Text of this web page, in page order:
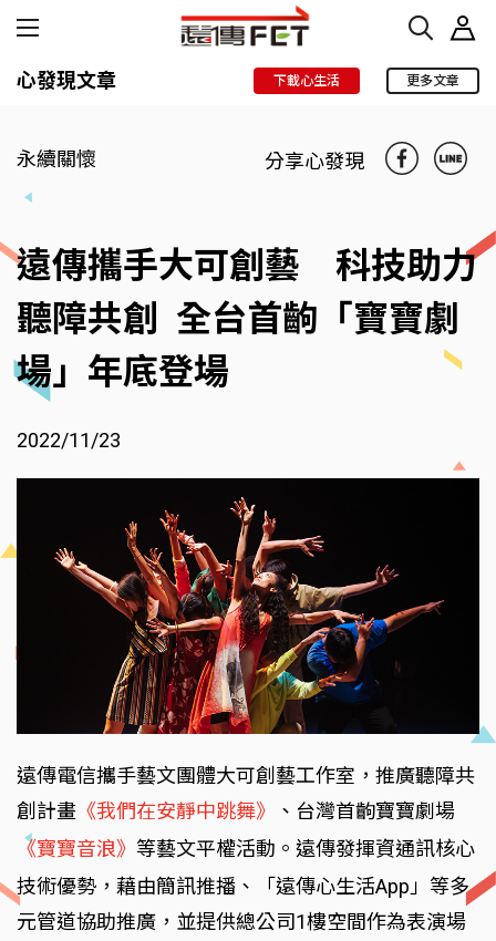
心發現文章 下載心生活 更多文章
永續關懷 分享心發現
遠傳攜手大可創藝 科技助力
聽障共創 全台首齣「寶寶劇
場」年底登場
2022/11/23
遠傳電信攜手藝文團體大可創藝工作室，推廣聽障共
創計畫 《我們在安靜中跳舞》
、台灣首齣寶寶劇場
《寶寶音浪》 等藝文平權活動。遠傳發揮資通訊核心
技術優勢，藉由簡訊推播、「遠傳心生活App」等多
元管道協助推廣，並提供總公司1樓空間作為表演場